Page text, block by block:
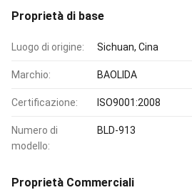
Proprietà di base
Luogo di origine: Sichuan, Cina
Marchio: BAOLIDA
Certificazione: ISO9001:2008
Numero di
modello:
BLD-913
Proprietà Commerciali